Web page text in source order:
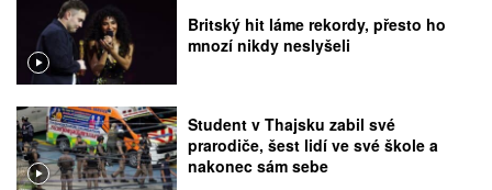
Britský hit láme rekordy, přesto ho
mnozí nikdy neslyšeli
Student v Thajsku zabil své
prarodiče, šest lidí ve své škole a
nakonec sám sebe